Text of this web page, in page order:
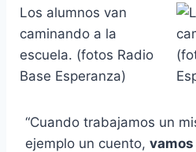
Los alumnos van
caminando a la
escuela. (fotos Radio
Base Esperanza)
“Cuando trabajamos un
ejemplo un cuento,